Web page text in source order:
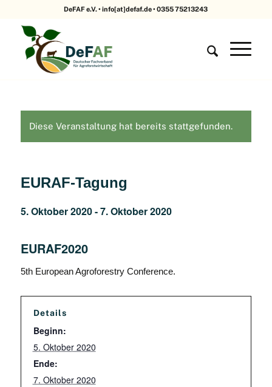
DeFAF e.V. • info[at]defaf.de • 0355 75213243
Diese Veranstaltung hat bereits stattgefunden.
EURAF-Tagung
5. Oktober 2020-7. Oktober 2020
EURAF2020
5th European Agroforestry Conference.
Details
Beginn:
5. Oktober 2020
Ende:
7. Oktober 2020